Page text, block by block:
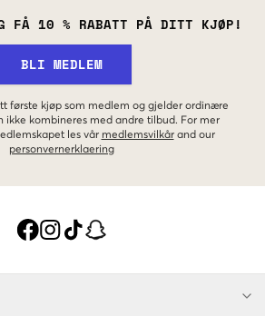
FÅ 10 % RABATT PÅ DITT KJØP!
BLI MEDLEM
første kjøp som medlem og gjelder ordinære
ikke kombineres med andre tilbud. For mer
les vår medlemsvilkår and our
personvernerklaering